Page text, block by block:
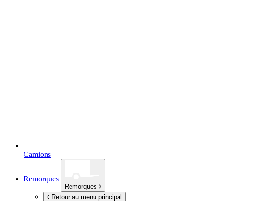
Camions
Remorques
Remorques
Retour au menu principal